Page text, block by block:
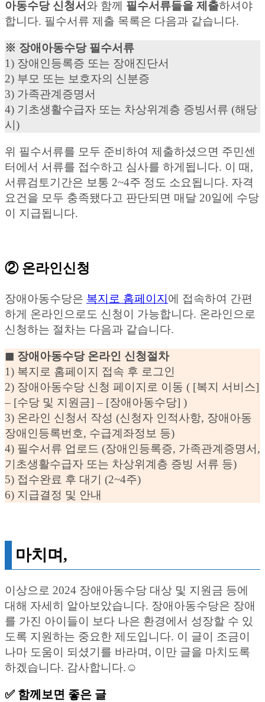
아동수당 신청서 와 함께 필수서류들을 제출하셔야
합니다. 필수서류 제출 목록은 다음과 같습니다.
※ 장애아동수당 필수서류
1) 장애인등록증 또는 장애진단서
2) 부모 또는 보호자의 신분증
3) 가족관계증명서
4) 기초생활수급자 또는 차상위계층 증빙서류 (해당
시)
위 필수서류를 모두 준비하여 제출하셨으면 주민센
터에서 서류를 접수하고 심사를 하게됩니다. 이 때,
서류검토기간은 보통 2~4주 정도 소요됩니다. 자격
요건을 모두 충족됐다고 판단되면 매달 20일에 수당
이 지급됩니다.
② 온라인신청
장애아동수당은 복지로 홈페이지 에 접속하여 간편
하게 온라인으로도 신청이 가능합니다. 온라인으로
신청하는 절차는 다음과 같습니다.
◼︎ 장애아동수당 온라인 신청절차
1) 복지로 홈페이지 접속 후 로그인
2) 장애아동수당 신청 페이지로 이동 ( [복지 서비스]
– [수당 및 지원금] – [장애아동수당] )
3) 온라인 신청서 작성 (신청자 인적사항, 장애아동
장애인등록번호, 수급계좌정보 등)
4) 필수서류 업로드 (장애인등록증, 가족관계증명서,
기초생활수급자 또는 차상위계층 증빙 서류 등)
5) 접수완료 후 대기 (2~4주)
6) 지급결정 및 안내
마치며,
이상으로 2024 장애아동수당 대상 및 지원금 등에
대해 자세히 알아보았습니다. 장애아동수당은 장애
를 가진 아이들이 보다 나은 환경에서 성장할 수 있
도록 지원하는 중요한 제도입니다. 이 글이 조금이
나마 도움이 되셨기를 바라며, 이만 글을 마치도록
하겠습니다. 감사합니다.☺️
✅ 함께보면 좋은 글